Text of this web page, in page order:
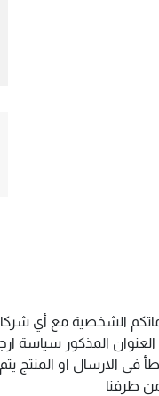
الشخصية مع أي
المذكور سياسة
الارسال او المنتج
طرفنا